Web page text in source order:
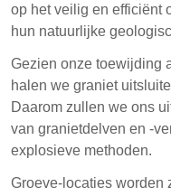
op het veilig en efficiënt
hun natuurlijke
Gezien onze toewijding
halen we graniet
Daarom zullen we ons
van granietdelven en -
explosieve methoden.
Groeve-locaties worden